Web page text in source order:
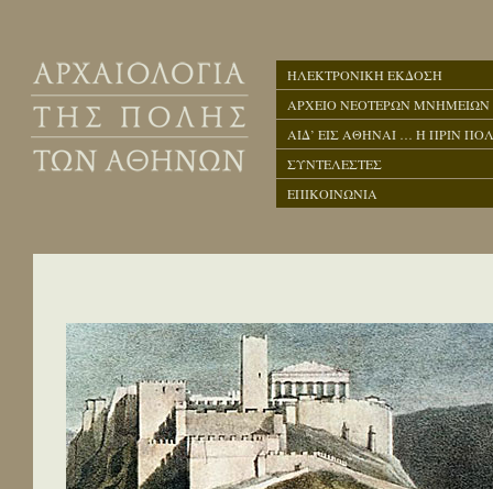
ΗΛΕΚΤΡΟΝΙΚΗ ΕΚΔΟΣΗ
ΑΡΧΕΙΟ ΝΕΟΤΕΡΩΝ ΜΝΗΜΕΙΩΝ
ΑΙΔ’ ΕΙΣ ΑΘΗΝΑΙ … Η ΠΡΙΝ
ΣΥΝΤΕΛΕΣΤΕΣ
ΕΠΙΚΟΙΝΩΝΙΑ